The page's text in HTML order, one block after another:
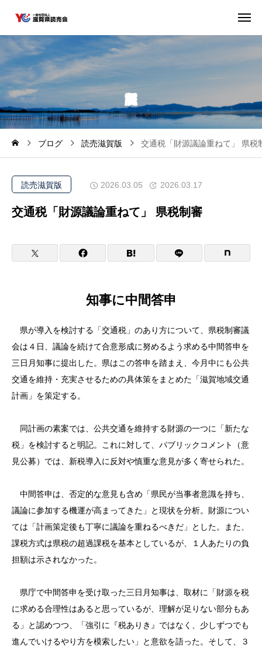
ブログ 読売滋賀版 交通税「財源議論重ねて」 県税
読売滋賀版 2026.03.05 2026.03.17
交通税「財源議論重ねて」 県税制審
知事に中間答申
県が導入を検討する「交通税」のあり方について、県税制審議
会は４日、議論を続けて合意形成に努めるよう求める中間答申を
三日月知事に提出した。県はこの答申を踏まえ、今月中にも公共
交通を維持・充実させるための具体策をまとめた「滋賀地域交通
計画」を策定する。
同計画の素案では、公共交通を維持する財源の一つに「新たな
税」を検討すると明記。これに対して、パブリックコメント（意
見公募）では、新税導入に反対や慎重な意見が多く寄せられた。
中間答申は、否定的な意見も含め「県民が当事者意識を持ち、
議論に参加する機運が高まってきた」と現状を分析。財源につい
ては「計画策定後も丁寧に議論を重ねるべきだ」とした。また、
課税方式は県税の超過課税を基本としているが、１人あたりの負
担額は示されなかった。
県庁で中間答申を受け取った三日月知事は、取材に「財源を税
に求める合理性はあると思っているが、理解が足りない部分もあ
る」と認めつつ、「強引に『税ありき』ではなく、少しずつでも
進んでいけるやり方を模索したい」と意欲を語った。そして、３